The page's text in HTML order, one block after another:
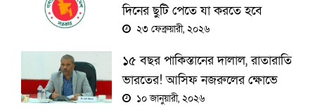
দিনের ছুটি পেতে যা করতে হবে
২৩ ফেব্রুয়ারী, ২০২৬
১৫ বছর পাকিস্তানের দালাল, রাতারাতি
ভারতের! আসিফ নজরুলের ক্ষোভে
ফেটে পড়া বক্তব্য
১০ জানুয়ারী, ২০২৬